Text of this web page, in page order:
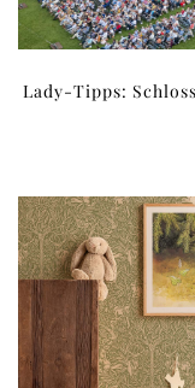
Lady-Tipps: